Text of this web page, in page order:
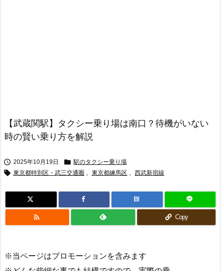
【武蔵関駅】タクシー乗り場は南口？待機がいない
時の賢い乗り方を解説
 2025年10月19日  駅のタクシー乗り場
 東京都特別区・武三交通圏 , 東京都練馬区 , 西武新宿線
B!
 Copy
※当ページはプロモーションを含みます